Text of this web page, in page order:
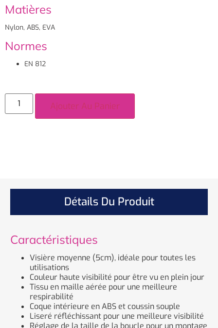
Matières
Nylon, ABS, EVA
Normes
EN 812
Ajouter Au Panier
Détails Du Produit
Caractéristiques
Visière moyenne (5cm), idéale pour toutes les
utilisations
Couleur haute visibilité pour être vu en plein jour
Tissu en maille aérée pour une meilleure
respirabilité
Coque intérieure en ABS et coussin souple
Liseré réfléchissant pour une meilleure visibilité
Réglage de la taille de la boucle pour un montage